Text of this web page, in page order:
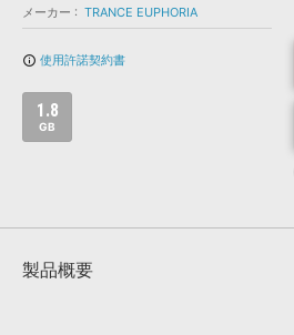
BGM »
APS
メーカー
TRANCE EUPHORIA
info_outline 使用許諾契約書
1.8
GB
製品概要